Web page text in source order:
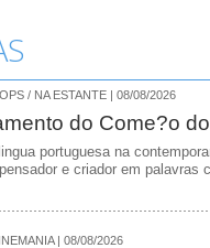
/ NA ESTANTE | 08/08/2026
do Come?o
portuguesa na
e criador em palavras
| 08/08/2026